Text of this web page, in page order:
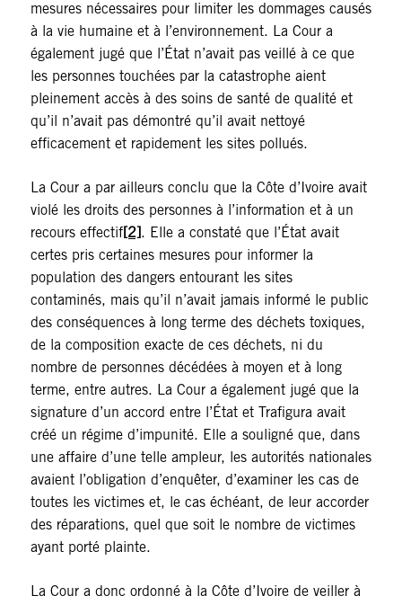
mesures nécessaires pour limiter les dommages causés
à la vie humaine et à l’environnement. La Cour a
également jugé que l’État n’avait pas veillé à ce que
les personnes touchées par la catastrophe aient
pleinement accès à des soins de santé de qualité et
qu’il n’avait pas démontré qu’il avait nettoyé
efficacement et rapidement les sites pollués.
La Cour a par ailleurs conclu que la Côte d’Ivoire avait
violé les droits des personnes à l’information et à un
recours effectif[2]. Elle a constaté que l’État avait
certes pris certaines mesures pour informer la
population des dangers entourant les sites
contaminés, mais qu’il n’avait jamais informé le public
des conséquences à long terme des déchets toxiques,
de la composition exacte de ces déchets, ni du
nombre de personnes décédées à moyen et à long
terme, entre autres. La Cour a également jugé que la
signature d’un accord entre l’État et Trafigura avait
créé un régime d’impunité. Elle a souligné que, dans
une affaire d’une telle ampleur, les autorités nationales
avaient l’obligation d’enquêter, d’examiner les cas de
toutes les victimes et, le cas échéant, de leur accorder
des réparations, quel que soit le nombre de victimes
ayant porté plainte.
La Cour a donc ordonné à la Côte d’Ivoire de veiller à